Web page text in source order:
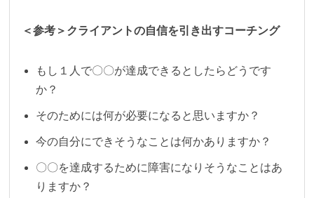
＜参考＞クライアントの自信を引き出すコーチング
もし１人で〇〇が達成できるとしたらどうです
か？
そのためには何が必要になると思いますか？
今の自分にできそうなことは何かありますか？
〇〇を達成するために障害になりそうなことはあ
りますか？